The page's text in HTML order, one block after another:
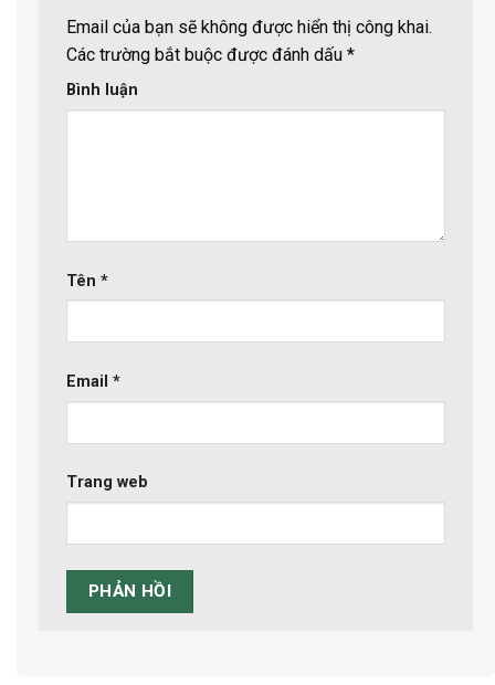
Email của bạn sẽ không được hiển thị công khai.
Các trường bắt buộc được đánh dấu *
Bình luận
Tên *
Email *
Trang web